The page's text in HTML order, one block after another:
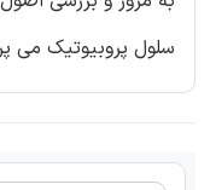
سلول پروبیوتیک می